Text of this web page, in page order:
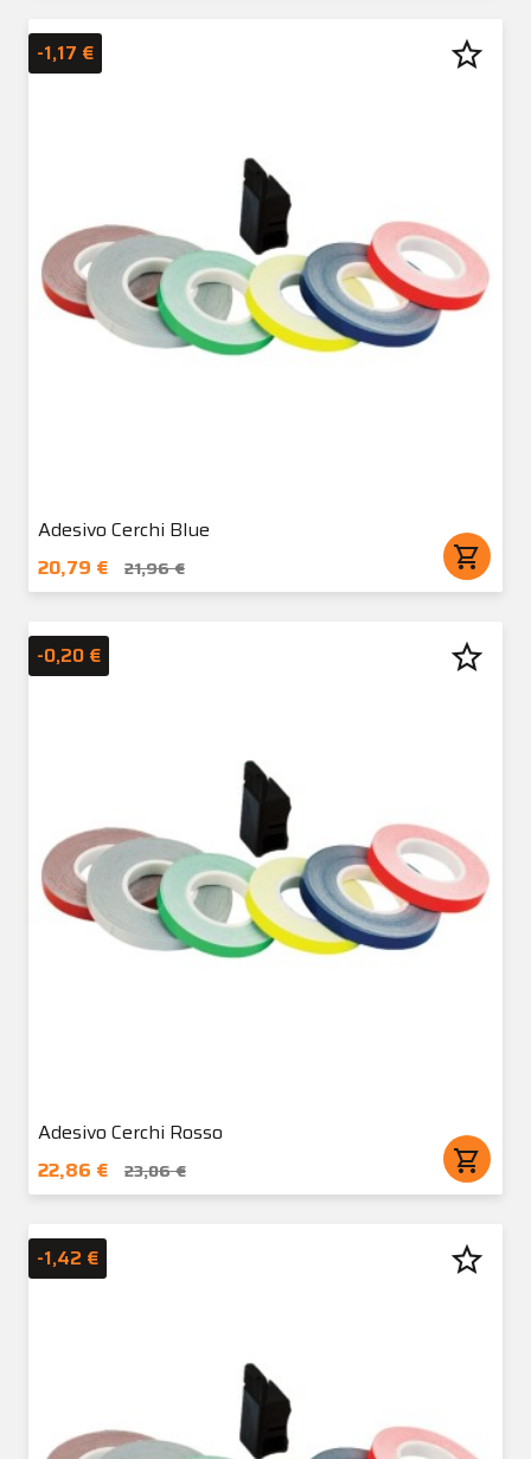
Adesivo Cerchi Blue
20,79 €
21,96 € shopping_cart
-1,17 € star_border
Adesivo Cerchi Rosso
22,86 €
23,06 € shopping_cart
-0,20 € star_border
-1,42 € star_border